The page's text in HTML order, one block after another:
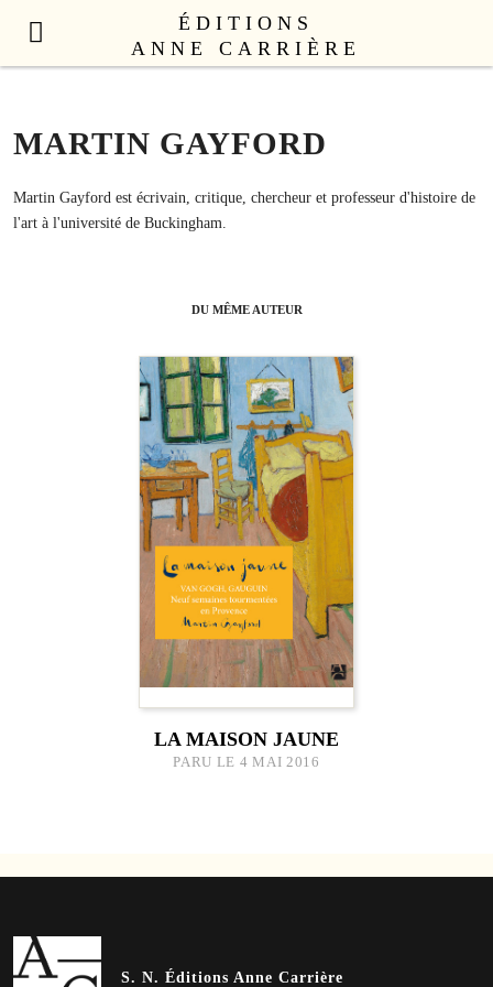
ÉDITIONS
ANNE CARRIÈRE
LITTÉRATURE FRANÇAISE
NON FICTION
ANNE CARRIÈRE UNIVERS
LE COLLECTIF
PROFESSIONNELS
MARTIN GAYFORD
Martin Gayford est écrivain, critique, chercheur et professeur d'histoire de
l'art à l'université de Buckingham.
DU MÊME AUTEUR
LA MAISON JAUNE
PARU LE 4 MAI 2016
S. N. Éditions Anne Carrière